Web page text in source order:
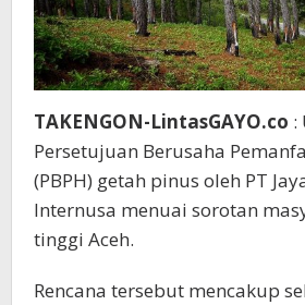
TAKENGON-LintasGAYO.co :
Persetujuan Berusaha
(PBPH) getah pinus oleh PT
Internusa menuai sorotan
tinggi Aceh.
Rencana tersebut mencakup